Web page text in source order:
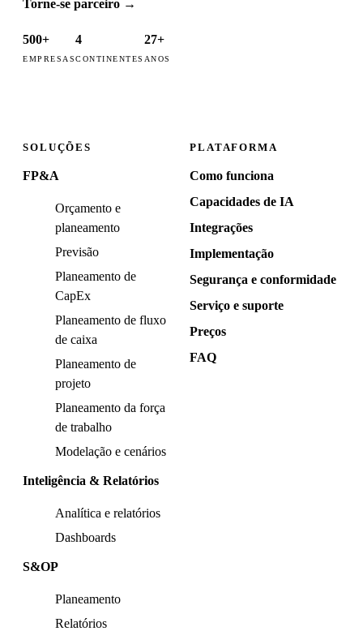
Torne-se parceiro →
500+
EMPRESAS
4
CONTINENTES
27+
ANOS
SOLUÇÕES
FP&A
Orçamento e
planeamento
Previsão
Planeamento de
CapEx
Planeamento de fluxo
de caixa
Planeamento de
projeto
Planeamento da força
de trabalho
Modelação e cenários
Inteligência & Relatórios
Analítica e relatórios
Dashboards
S&OP
Planeamento
Relatórios
PLATAFORMA
Como funciona
Capacidades de IA
Integrações
Implementação
Segurança e conformidade
Serviço e suporte
Preços
FAQ